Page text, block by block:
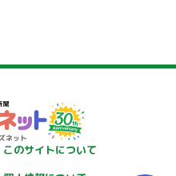
このサイトについて